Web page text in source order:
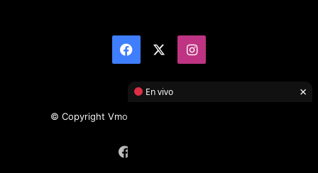
Facebook Instagram
© Copyright Vmotor TI 2026, All Rights Reserved
En vivo ×